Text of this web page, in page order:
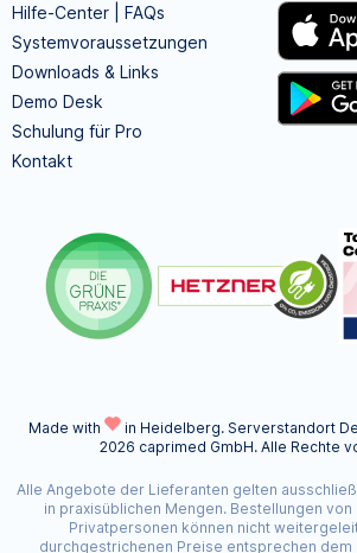
Hilfe-Center | FAQs
Systemvoraussetzungen
Downloads & Links
Demo Desk
Schulung für Pro
Kontakt
Made with in Heidelberg. Serverstandort
2026 caprimed GmbH. Alle Rechte
Alle Angebote der Lieferanten gelten
in praxisüblichen Mengen. Bestellungen
Privatpersonen können nicht
durchgestrichenen Preise entsprechen dem